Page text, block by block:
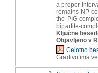
a proper
remains NP-
the PIG-
bipartite-
Ključne
Objavljeno v
Celotno
Gradivo ima